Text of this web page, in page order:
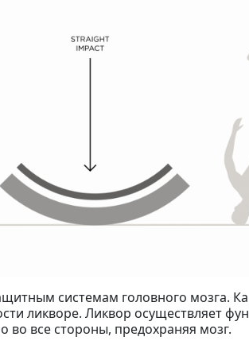
системам головного мозга.
ликворе. Ликвор осуществляет
во все стороны, предохраняя мозг.